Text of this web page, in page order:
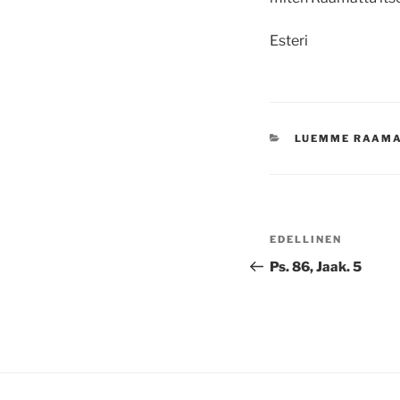
Esteri
KATEGORIAT
LUEMME
Artikkelien
selaus
Edellinen
artikkeli
EDELLINEN
Ps. 86, Jaak. 5